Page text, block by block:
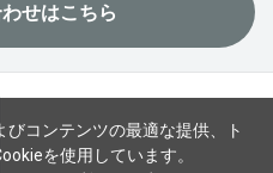
せはこちら
コンテンツの最適な提供、ト
を使用しています。